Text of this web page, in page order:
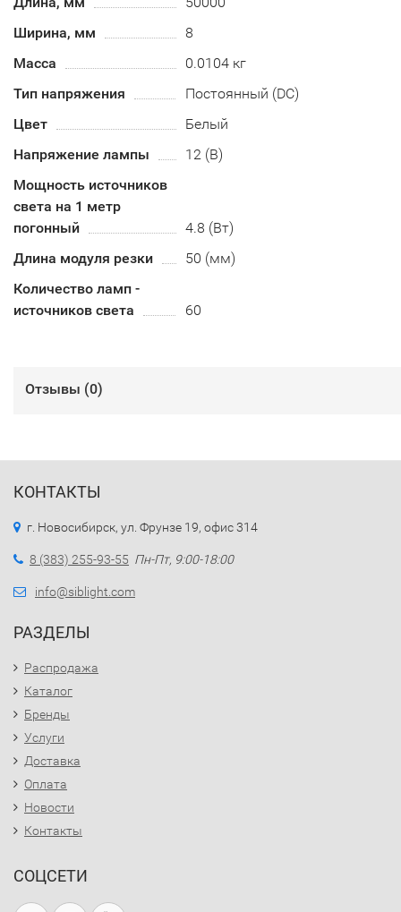
Ширина, мм
8
Масса
0.0104 кг
Тип напряжения
Постоянный (DC)
Цвет
Белый
Напряжение лампы
12 (В)
Мощность источников
света на 1 метр
погонный
4.8 (Вт)
Длина модуля резки
50 (мм)
Количество ламп -
источников света
60
Отзывы (0)
КОНТАКТЫ
г. Новосибирск, ул. Фрунзе 19, офис 314
8 (383) 255-93-55 Пн-Пт, 9:00-18:00
info@siblight.com
РАЗДЕЛЫ
Распродажа
Каталог
Бренды
Услуги
Доставка
Оплата
Новости
Контакты
СОЦСЕТИ